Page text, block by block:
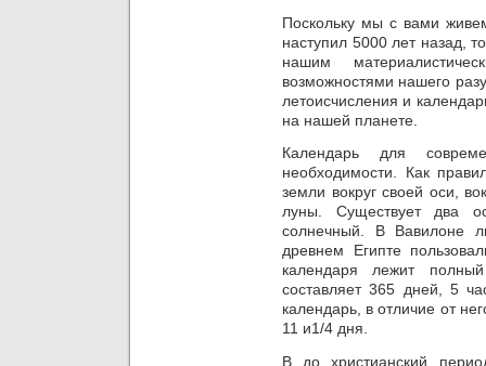
Поскольку мы с вами
наступил 5000 лет назад,
нашим
возможностями нашего
летоисчисления и
на нашей планете.
Календарь для
необходимости. Как
земли вокруг своей оси,
луны. Существует два
солнечный. В Вавилоне
древнем Египте
календаря лежит
составляет 365 дней, 5
календарь, в отличие от
11 и1/4 дня.
В до христианский